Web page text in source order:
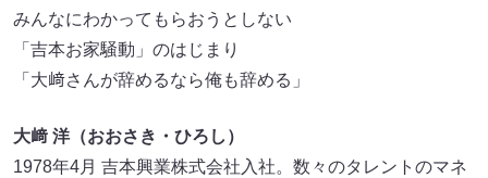
みんなにわかってもらおうとしない
「吉本お家騒動」のはじまり
「大﨑さんが辞めるなら俺も辞める」
大﨑 洋（おおさき・ひろし）
1978年4月 吉本興業株式会社入社。数々のタレントのマネ